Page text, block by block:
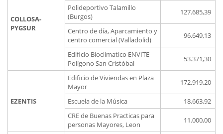
COLLOSA-
PYGSUR
Polideportivo Talamillo
(Burgos)
127.685,39
Centro de día, Aparcamiento y
centro comercial (Valladolid)
96.649,13
Edificio Bioclimatico ENVITE
Polígono San Cristóbal
53.371,30
EZENTIS
Edificio de Viviendas en Plaza
Mayor
172.919,20
Escuela de la Música
18.663,92
CRE de Buenas Practicas para
personas Mayores, Leon
11.000,00